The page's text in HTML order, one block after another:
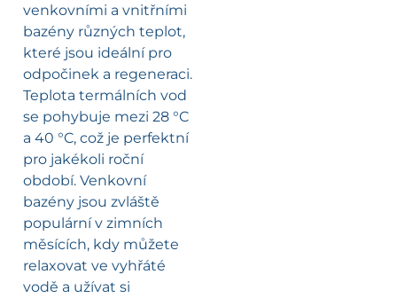
venkovními a vnitřními
bazény různých teplot,
které jsou ideální pro
odpočinek a regeneraci.
Teplota termálních vod
se pohybuje mezi 28 °C
a 40 °C, což je perfektní
pro jakékoli roční
období. Venkovní
bazény jsou zvláště
populární v zimních
měsících, kdy můžete
relaxovat ve vyhřáté
vodě a užívat si